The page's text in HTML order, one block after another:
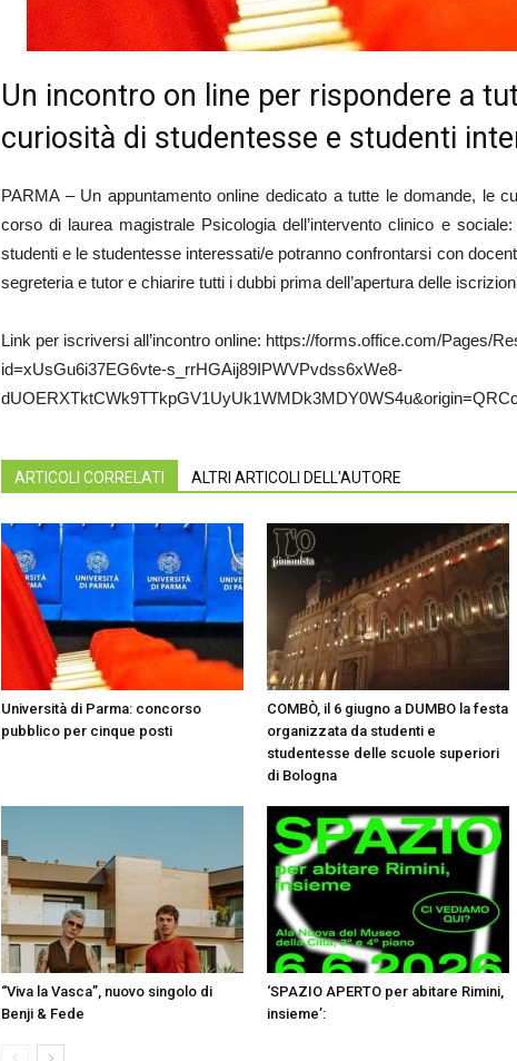
Un incontro on line per rispondere a
curiosità di studentesse e studenti
PARMA – Un appuntamento online dedicato a tutte le domande, le
corso di laurea magistrale Psicologia dell’intervento clinico e
studenti e le studentesse interessati/e potranno confrontarsi con
segreteria e tutor e chiarire tutti i dubbi prima dell’apertura delle
Link per iscriversi all’incontro online: https://forms.office.com/Pages/
id=xUsGu6i37EG6vte-s_rrHGAij89IPWVPvdss6xWe8-
ARTICOLI CORRELATI ALTRI ARTICOLI DELL'AUTORE
Università di Parma: concorso
pubblico per cinque posti
COMBÒ, il 6 giugno a DUMBO la festa
organizzata da studenti e
studentesse delle scuole superiori
di Bologna
“Viva la Vasca”, nuovo singolo di
Benji & Fede
‘SPAZIO APERTO per abitare Rimini,
insieme’: